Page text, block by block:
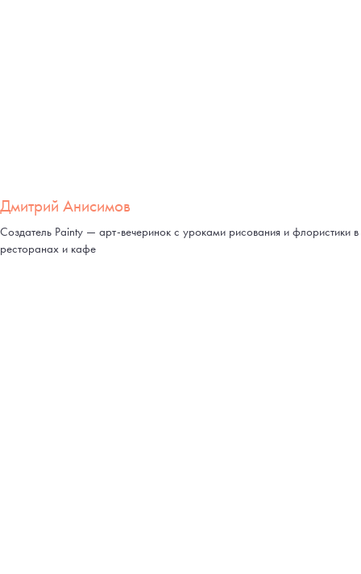
Дмитрий Анисимов
Создатель Painty — арт-вечеринок с уроками рисования и флористики в
ресторанах и кафе